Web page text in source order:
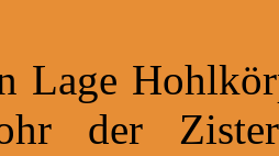
Lage
der